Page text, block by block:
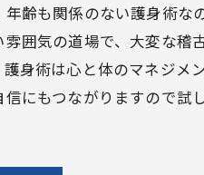
齢も関係のない護身術な
雰囲気の道場で、大変な
身術は心と体のマネジメ
にもつながりますので試